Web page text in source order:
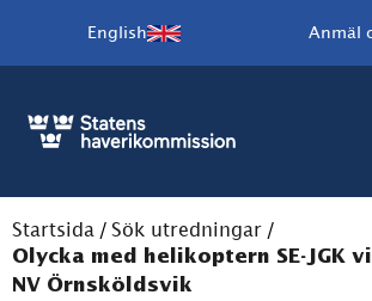
English Anmäl
Startsida / Sök utredningar /
Olycka med helikoptern SE-JGK
NV Örnsköldsvik